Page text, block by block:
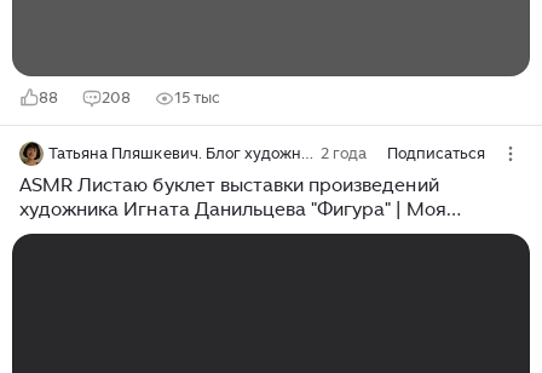
88 208 15 тыс
Татьяна Пляшкевич. Блог художника 2 года Подписаться
ASMR Листаю буклет выставки произведений
художника Игната Данильцева "Фигура" | Моя
коллекция